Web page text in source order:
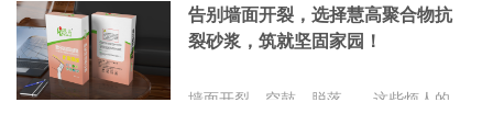
膨胀、早强高强等特点，专业用于设备
基础二次灌浆、建筑结构加固、装配式
工程。其产品品质，直接影响工程结构
告别墙面开裂，选择慧高聚合物抗
裂砂浆，筑就坚固家园！
墙面开裂、空鼓、脱落……这些烦人的